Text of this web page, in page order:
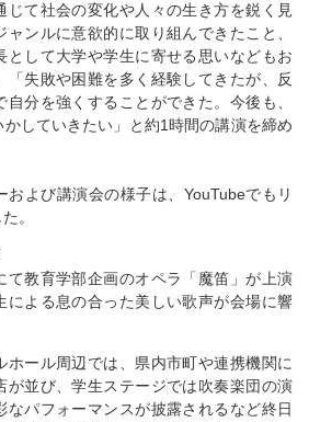
じて社会の変化や人々の生き方を鋭く見
ンルに意欲的に取り組んできたこと、
として大学や学生に寄せる思いなどもお
「失敗や困難を多く経験してきたが、反
分を強くすることができた。今後も、
していきたい」と約1時間の講演を締め
および講演会の様子は、YouTubeでもリ
。
て教育学部企画のオペラ「魔笛」が上演
による息の合った美しい歌声が会場に響
ホール周辺では、県内市町や連携機関に
が並び、学生ステージでは吹奏楽団の演
なパフォーマンスが披露されるなど終日